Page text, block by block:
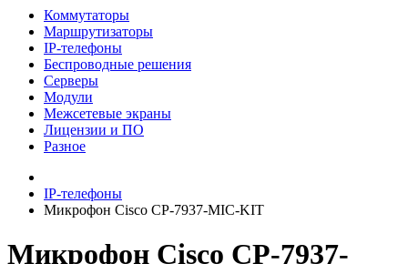
Коммутаторы
Маршрутизаторы
IP-телефоны
Беспроводные решения
Серверы
Модули
Межсетевые экраны
Лицензии и ПО
Разное
IP-телефоны
Микрофон Cisco CP-7937-MIC-KIT
Микрофон Cisco CP-7937-